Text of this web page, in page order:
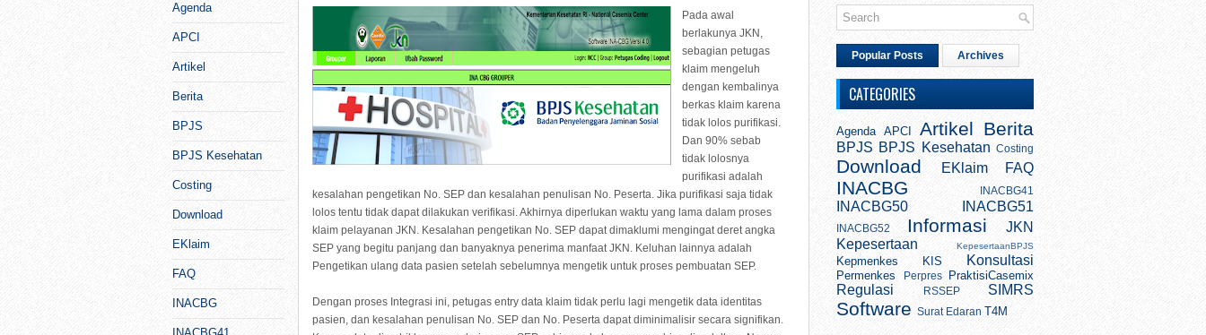
Agenda
APCI
Artikel
Berita
BPJS
BPJS Kesehatan
Costing
Download
EKlaim
FAQ
INACBG
Pada awal
berlakunya JKN,
sebagian petugas
klaim mengeluh
dengan kembalinya
berkas klaim karena
tidak lolos purifikasi.
Dan 90% sebab
tidak lolosnya
purifikasi adalah
kesalahan pengetikan No. SEP dan kesalahan penulisan No. Peserta. Jika purifikasi saja tidak
lolos tentu tidak dapat dilakukan verifikasi. Akhirnya diperlukan waktu yang lama dalam proses
klaim pelayanan JKN. Kesalahan pengetikan No. SEP dapat dimaklumi mengingat deret angka
SEP yang begitu panjang dan banyaknya penerima manfaat JKN. Keluhan lainnya adalah
Pengetikan ulang data pasien setelah sebelumnya mengetik untuk proses pembuatan SEP.
Dengan proses Integrasi ini, petugas entry data klaim tidak perlu lagi mengetik data identitas
pasien, dan kesalahan penulisan No. SEP dan No. Peserta dapat diminimalisir secara signifikan.
Popular Posts Archives
CATEGORIES
Agenda APCI Artikel Berita
BPJS BPJS Kesehatan Costing
Download EKlaim FAQ
INACBG INACBG41
INACBG50 INACBG51
INACBG52 Informasi
JKN
Kepesertaan
KepesertaanBPJS
Kepmenkes KIS Konsultasi
Permenkes Perpres PraktisiCasemix
Regulasi RSSEP SIMRS
Software Surat Edaran T4M